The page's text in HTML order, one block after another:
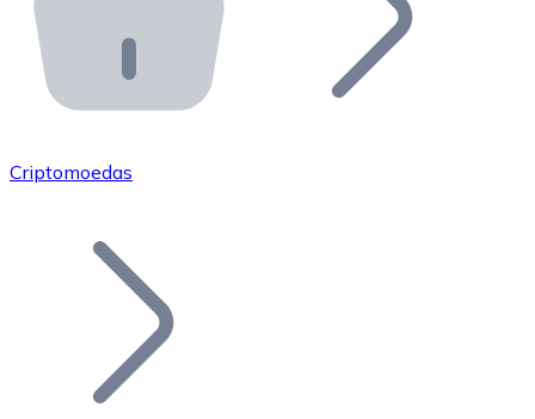
API Bitnovo
Integre nossa API no seu ecossistema.
Junte-se à nossa rede de revendedores e comercialize
Adicione o token do seu projeto ao nosso serviço de
Criptomoedas